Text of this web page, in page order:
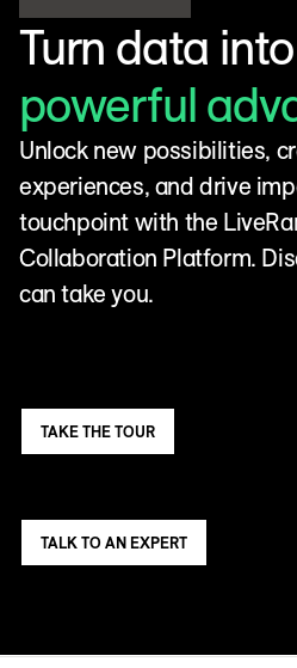
Turn data
powerful
Unlock new possibilities,
experiences, and drive
touchpoint with the
Collaboration Platform.
can take you.
TAKE THE TOUR
TALK TO AN EXPERT